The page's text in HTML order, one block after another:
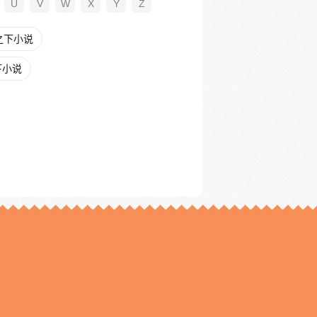
U V W X Y Z
下小说
说